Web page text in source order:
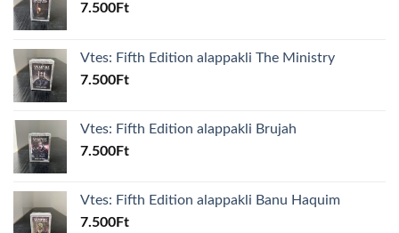
7.500Ft
Vtes: Fifth Edition alappakli The Ministry
7.500Ft
Vtes: Fifth Edition alappakli Brujah
7.500Ft
Vtes: Fifth Edition alappakli Banu Haquim
7.500Ft